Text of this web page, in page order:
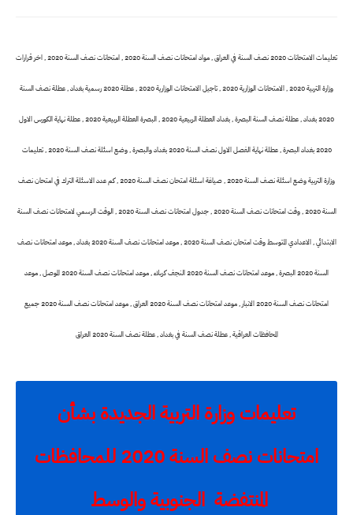
تعليمات الامتحانات 2020 نصف السنة في العراق , مواد امتحانات نصف السنة 2020 , امتحانات نصف السنة 2020 , اخر قرارات
وزارة التربية 2020 , الامتحانات الوزارية 2020 , تاجيل الامتحانات الوزارية 2020 , عطلة 2020 رسمية بغداد , عطلة نصف السنة
2020 بغداد , عطلة نصف السنة البصرة , بغداد العطلة الربيعية 2020 , البصرة العطلة الربيعية 2020 , عطلة نهاية الكورس الاول
2020 بغداد البصرة , عطلة نهاية الفصل الاول نصف السنة 2020 بغداد والبصرة , وضع اسئلة نصف السنة 2020 , تعليمات
وزارة التربية وضع اسئلة نصف السنة 2020 , صياغة اسئلة امتحان نصف السنة 2020 , كم عدد الاسئلة الترك في امتحان نصف
السنة 2020 , وقت امتحانات نصف السنة 2020 , جدول امتحانات نصف السنة 2020 , الوقت الرسمي لامتحانات نصف السنة
الابتدائي , الاعدادي المتوسط وقت امتحان نصف السنة 2020 , موعد امتحانات نصف السنة 2020 بغداد , موعد امتحانات نصف
السنة 2020 البصرة , موعد امتحانات نصف السنة 2020 النجف كربلاء , موعد امتحانات نصف السنة 2020 الموصل , موعد
امتحانات نصف السنة 2020 الانبار , موعد امتحانات نصف السنة 2020 العراق , موعد امتحانات نصف السنة 2020 جميع
المحافظات العراقية , عطلة نصف السنة في بغداد , عطلة نصف السنة 2020 العراق
تعليمات وزارة التربية الجديدة بشأن
امتحانات نصف السنة 2020 للمحافظات
المنتفضة الجنوبية والوسط